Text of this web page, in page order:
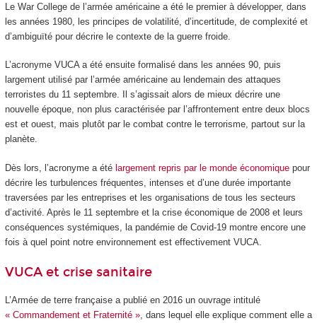
Le War College de l’armée américaine a été le premier à développer, dans
les années 1980, les principes de volatilité, d’incertitude, de complexité et
d’ambiguïté pour décrire le contexte de la guerre froide.
L’acronyme VUCA a été ensuite formalisé dans les années 90, puis
largement utilisé par l’armée américaine au lendemain des attaques
terroristes du 11 septembre. Il s’agissait alors de mieux décrire une
nouvelle époque, non plus caractérisée par l’affrontement entre deux blocs
est et ouest, mais plutôt par le combat contre le terrorisme, partout sur la
planète.
Dès lors, l’acronyme a été largement repris par le monde économiquepour
décrire les turbulences fréquentes, intenses et d’une durée importante
traversées par les entreprises et les organisations de tous les secteurs
d’activité. Après le 11 septembre et la crise économique de 2008 et leurs
conséquences systémiques, la pandémie de Covid-19 montre encore une
fois à quel point notre environnement est effectivement VUCA.
VUCA et crise sanitaire
L’Armée de terre française a publié en 2016 un ouvrage intitulé
« Commandement et Fraternité », dans lequel elle explique comment elle a